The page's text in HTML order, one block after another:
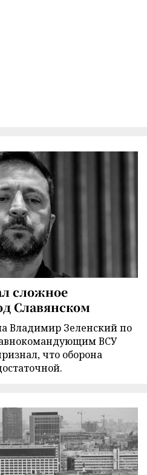
сложное
Славянском
Владимир Зеленский по
ВСУ
что оборона